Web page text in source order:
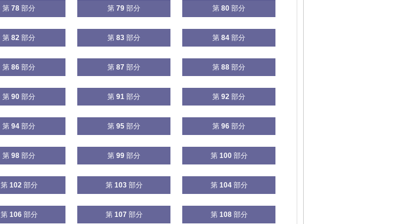
第 78 部分 第 79 部分 第 80 部分
第 82 部分 第 83 部分 第 84 部分
第 86 部分 第 87 部分 第 88 部分
第 90 部分 第 91 部分 第 92 部分
第 94 部分 第 95 部分 第 96 部分
第 98 部分 第 99 部分 第 100部分
第 102部分 第 103部分 第 104部分
第 106部分 第 107 部分 第 108部分